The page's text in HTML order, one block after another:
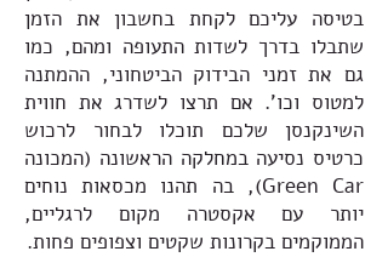
בטיסה עליכם לקחת בחשבון את הזמן
שתבלו בדרך לשדות התעופה ומהם, כמו
גם את זמני הבידוק הביטחוני, ההמתנה
למטוס וכו'. אם תרצו לשדרג את חווית
השינקנסן שלכם תוכלו לבחור לרכוש
כרטיס נסיעה במחלקה הראשונה (המכונה
Green Car), בה תהנו מכסאות נוחים
יותר עם אקסטרה מקום לרגליים,
הממוקמים בקרונות שקטים וצפופים פחות.